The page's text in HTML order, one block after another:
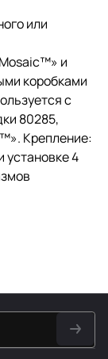
или
и
коробками
с
80285,
Крепление:
установке 4